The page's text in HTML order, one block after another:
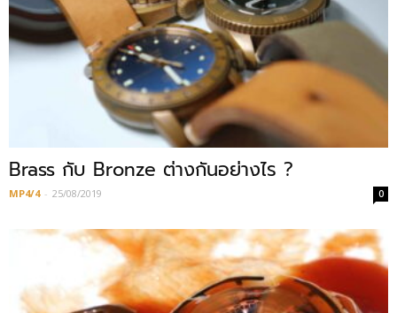
Brass กับ Bronze ต่างกันอย่างไร ?
MP4/4 - 25/08/2019 0